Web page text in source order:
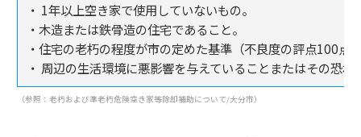
・ 1年以上空き家で使用していないもの。
・木造または鉄骨造の住宅であること。
・住宅の老朽の程度が市の定めた基準（不良度の評点100点
・ 周辺の生活環境に悪影響を与えていることまたはその恐れ
（参照：老朽および準老朽危険空き家等除却補助について/大分市）